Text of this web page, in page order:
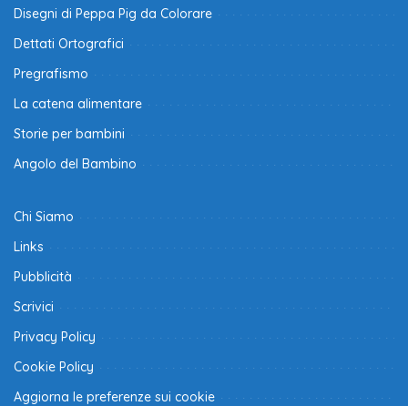
Disegni di Peppa Pig da Colorare
Dettati Ortografici
Pregrafismo
La catena alimentare
Storie per bambini
Angolo del Bambino
Chi Siamo
Links
Pubblicità
Scrivici
Privacy Policy
Cookie Policy
Aggiorna le preferenze sui cookie